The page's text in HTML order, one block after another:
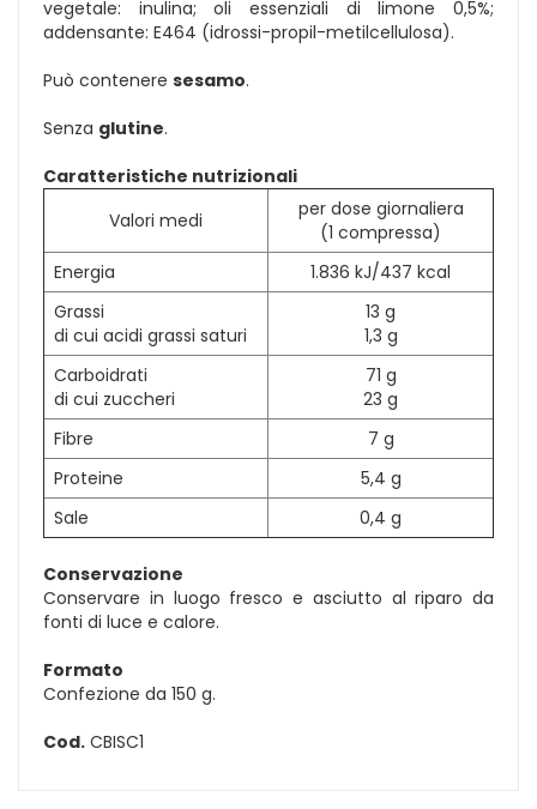
vegetale: inulina; oli essenziali di limone 0,5%;
addensante: E464 (idrossi-propil-metilcellulosa).
Può contenere sesamo.
Senza glutine.
Caratteristiche nutrizionali
Valori medi
per dose giornaliera
(1 compressa)
Energia
1.836 kJ/437 kcal
Grassi
di cui acidi grassi saturi
13 g
1,3 g
Carboidrati
di cui zuccheri
71 g
23 g
Fibre
7 g
Proteine
5,4 g
Sale
0,4 g
Conservazione
Conservare in luogo fresco e asciutto al riparo da
fonti di luce e calore.
Formato
Confezione da 150 g.
Cod. CBISC1